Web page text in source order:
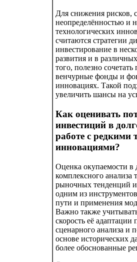
Для снижения рисков,
неопределённостью и
технологических
считаются стратегии
инвестирование в
развития и в
того, полезно
венчурные фонды и
инновациях. Такой
увеличить шансы на
Как оценивать
инвестиций в
работе с редкими
инновациями?
Оценка окупаемости в
комплексного анализа
рыночных тенденций
одним из
пути и применения
Важно также
скорость её
сценарного анализа и
основе исторических
более обоснованные